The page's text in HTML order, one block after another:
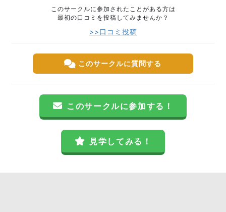
このサークルに参加されたことがある方は
最初の口コミを投稿してみませんか？
>>口コミ投稿
このサークルに質問する
このサークルに参加する！
見学してみる！